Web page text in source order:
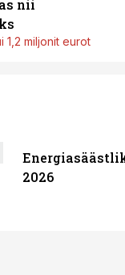
nii
1,2 miljonit eurot
2026